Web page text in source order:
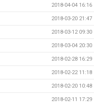
2018-04-04 16:16
2018-03-20 21:47
2018-03-12 09:30
2018-03-04 20:30
2018-02-28 16:29
2018-02-22 11:18
2018-02-20 10:48
2018-02-11 17:29